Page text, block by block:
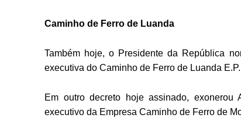
Caminho de Ferro de Luanda
Também hoje, o Presidente da República
executiva do Caminho de Ferro de Luanda E.P.
Em outro decreto hoje assinado, exonerou
executivo da Empresa Caminho de Ferro de